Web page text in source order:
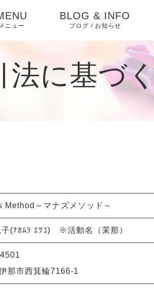
メニュー
ッション
BLOG & INFO
ブログ / お知らせ
コラム
法に基づ
Method～マナズメソッド～
子(ﾅｶﾑﾗ ｴﾂｺ) ※活動名（茉那）
那市西箕輪7166-1